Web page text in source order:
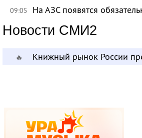
09:05 На АЗС появятся
Новости СМИ2
🔥 Книжный рынок России